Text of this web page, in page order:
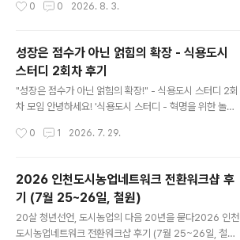
한 시간에 빠져, 내친김에 회원님의 풀밭까지 정성스레 정
참외처럼 납작하고 줄무늬 선명한 토종재래도 마찬가지고
음식예부터 조상들은 풋참외를 오이처럼 다뤘거든요. 속을
파내고 장아찌를 담그거나, 깍둑썰어 시원한 여름 김치로
만들었어요. 박과 채소 특유의 청량함과 은은한 향이 그대
로 담기는, 절기마다 이유가 있는 음식이에요."참외가 달지
않다고 실패한 게 아니에요. 그 시점에 맞는 방법이 따로 있
성질이 차고 시원해요. 그런데 단독으로 김치를 담그면 간
0 0 2026. 8. 3.
성장은 점수가 아닌 얽힘의 확장 - 식용도시
스터디 2회차 후기
"성장은 점수가 아닌 얽힘의 확장!" - 식용도시 스터디 2회
차 모임 안녕하세요! '식용도시 스터디 - 혁명을 위한 놀라
년 7월 29일 저녁, 온라인(Google Meet) 공간에 모인
장부터 8장까지의 내용을 함께 읽고, 각자의 일상과 현장
에서 퍼져나오는 솔직하고 깊이 있는 이야기들을 나누었습
니다. 책 속으로 깊이 읽기 (5장 ~ 8장 요약)5장. 위태로운
상황에 처한 삶 (Living on the Wobbly Side of Life)5
0 1 2026. 7. 29.
2026 인천도시농업네트워크 전환워크샵 후
기 (7월 25~26일, 철원)
20살 청년선언, 도시농업의 다음 20년을 묻다2026 인천
도시농업네트워크 전환워크샵 후기 (7월 25~26일, 철원)